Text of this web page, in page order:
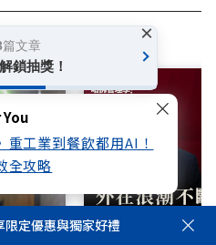
重工業到餐飲都用AI！
全攻略
定優惠與獨家好禮
文章
鎖抽獎！
×